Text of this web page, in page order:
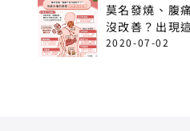
莫名發燒、腹
沒改善？出現
病！
2020-07-02